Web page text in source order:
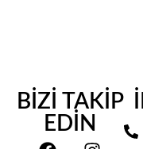
BİZİ TAKİP
EDİN